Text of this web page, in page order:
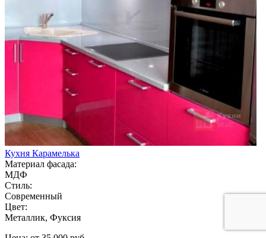
Кухня Карамелька
Материал фасада:
МДФ
Стиль:
Современный
Цвет:
Металлик, Фуксия